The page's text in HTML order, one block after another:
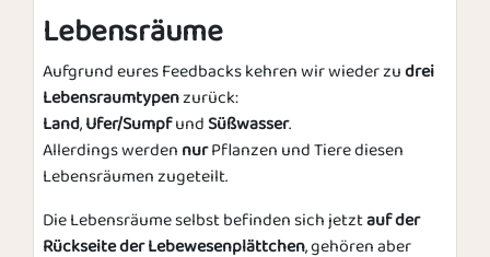
Lebensräume
Aufgrund eures Feedbacks kehren wir wieder zudrei
Lebensraumtypenzurück:
Land,Ufer/Sumpfund Süßwasser.
Allerdings werden nurPflanzen und Tiere diesen
Lebensräumen zugeteilt.
Die Lebensräume selbst befinden sich jetztauf der
Rückseite der Lebewesenplättchen, gehören aber